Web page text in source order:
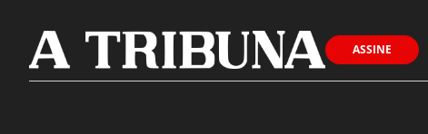
ASSINE